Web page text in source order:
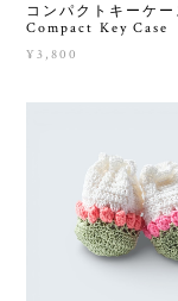
コンパクトキーケ
Compact Key Case
¥3,800